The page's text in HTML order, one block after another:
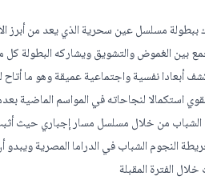
عصام عمر تألقه في موسم دراما رمضان 2026 حيث يشارك ببطولة مسلسل عين
بين الغموض والتشويق ويشاركه البطولة
نفسية واجتماعية عميقة وهو ما أتاح
استكمالا لنجاحاته في المواسم
من خلال مسلسل مسار إجباري حيث
النجوم الشباب في الدراما المصرية
الفترة المقبلة